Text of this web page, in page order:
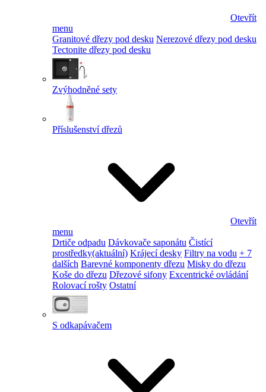
Otevřít
menu
Granitové dřezy pod desku Nerezové dřezy pod desku
Tectonite dřezy pod desku
Zvýhodněné sety
Příslušenství dřezů
Otevřít
menu
Drtiče odpadu Dávkovače saponátu Čistící
prostředky(aktuální) Krájecí desky Filtry na vodu + 7
dalších Barevné komponenty dřezu Misky do dřezu
Koše do dřezu Dřezové sifony Excentrické ovládání
Rolovací rošty Ostatní
S odkapávačem